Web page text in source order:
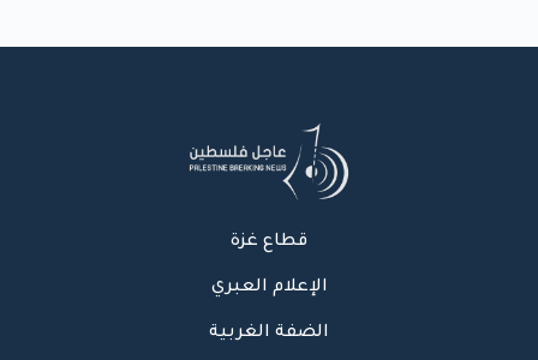
قطاع غزة
الإعلام العبري
الضفة الغربية